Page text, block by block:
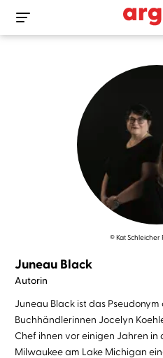
© Kat
Juneau Black
Autorin
Juneau Black ist das
Buchhändlerinnen Jocelyn
Chef ihnen vor einigen Jahren
Milwaukee am Lake Michigan